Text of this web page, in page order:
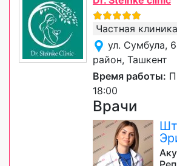
Частная клиника
ул. Сумбула,
район, Ташкент
Время работы:
18:00
Врачи